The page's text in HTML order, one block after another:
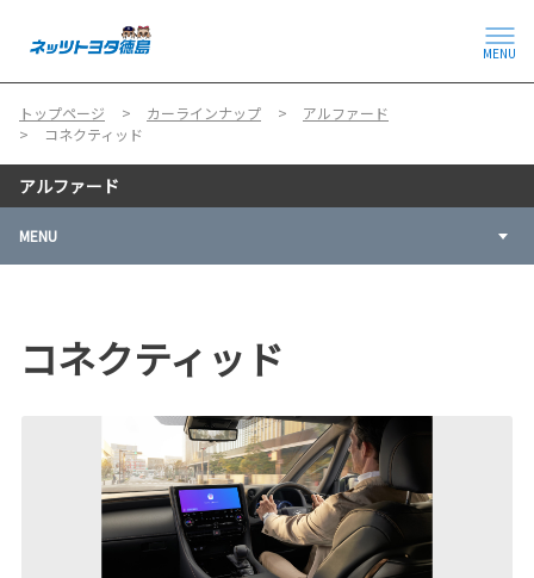
MENU
トップページ カーラインナップ
アルファード
コネクティッド
アルファード
MENU
コネクティッド